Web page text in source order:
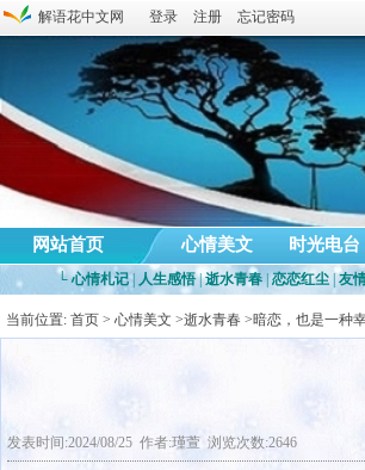
登录 注册 忘记密码
解语花中文网
心情美文 时光电台
网站首页
└心情札记 人生感悟 |逝水青春 恋恋红尘 友
当前位置: 首页 > 心情美文 >逝水青春 >暗恋，也是一种
发表时间:2024/08/25 作者:瑾萱 浏览次数:2646